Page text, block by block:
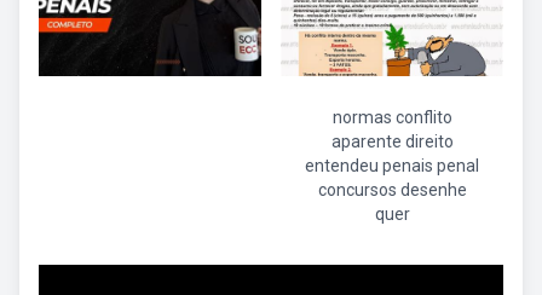
normas conflito
aparente direito
entendeu penais penal
concursos desenhe
quer